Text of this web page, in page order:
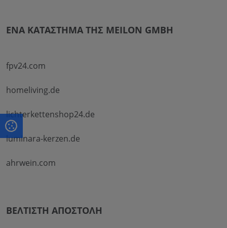
ΈΝΑ ΚΑΤΆΣΤΗΜΑ ΤΗΣ MEILON GMBH
fpv24.com
homeliving.de
lichterkettenshop24.de
luminara-kerzen.de
ahrwein.com
ΒΈΛΤΙΣΤΗ ΑΠΟΣΤΟΛΉ